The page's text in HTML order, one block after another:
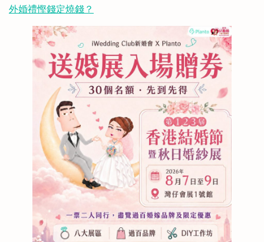
外婚禮慳錢定燒錢？